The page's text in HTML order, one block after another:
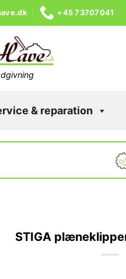
+45 73707041
& reparation
STIGA